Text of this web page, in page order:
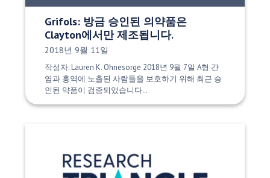
Grifols: 방금 승인된 의약품은
Clayton에서만 제조됩니다.
게시 날짜:
2018년 9월 11일
작성자: Lauren K. Ohnesorge 2018년 9월 7일 A형 간
염과 홍역에 노출된 사람들을 보호하기 위해 최근 승
인된 약품이 검증되었습니다…